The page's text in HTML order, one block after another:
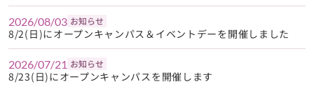
2026/08/03 お知らせ
8/2(日)にオープンキャンパス＆イベントデーを開催しました
2026/07/21 お知らせ
8/23(日)にオープンキャンパスを開催します